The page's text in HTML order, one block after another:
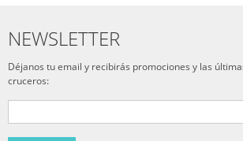
NEWSLETTER
Déjanos tu email y recibirás promociones y las
cruceros: